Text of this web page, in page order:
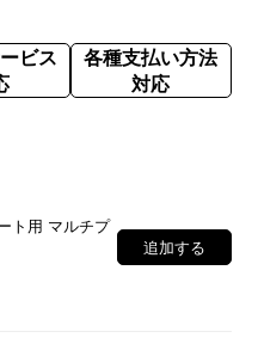
ビス
各種支払い方法
対応
ト用 マルチプ
追加する